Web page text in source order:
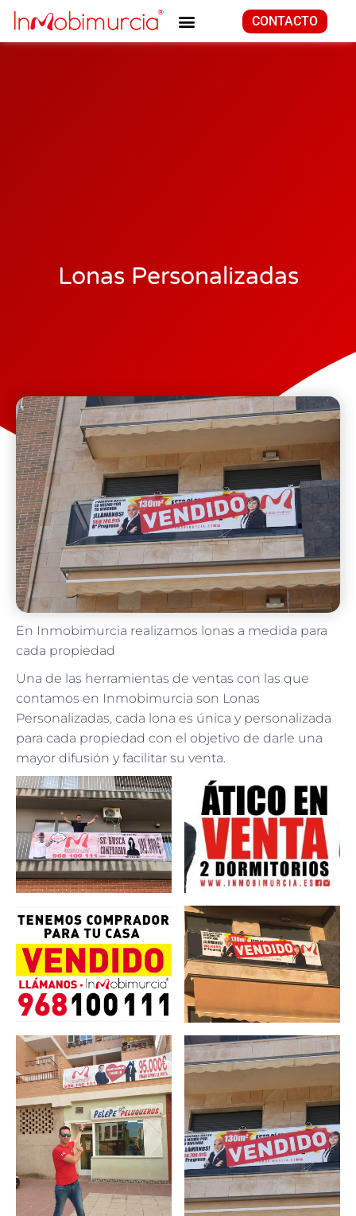
CONTACTO
Lonas Personalizadas
En Inmobimurcia realizamos lonas a medida para
cada propiedad
Una de las herramientas de ventas con las que
contamos en Inmobimurcia son Lonas
Personalizadas, cada lona es única y personalizada
para cada propiedad con el objetivo de darle una
mayor difusión y facilitar su venta.